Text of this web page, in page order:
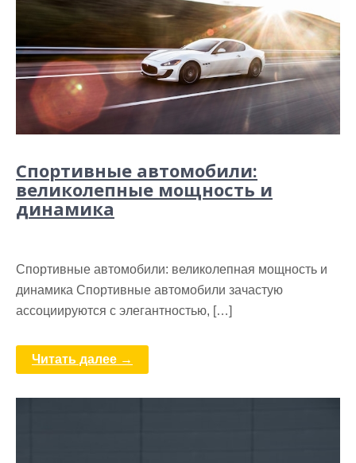
Спортивные автомобили:
великолепные мощность и
динамика
Спортивные автомобили: великолепная мощность и
динамика Спортивные автомобили зачастую
ассоциируются с элегантностью, […]
Читать далее →